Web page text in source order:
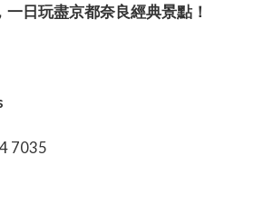
一日玩盡京都奈良經典景點！
7035